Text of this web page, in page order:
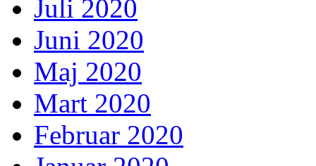
Juli 2020
Juni 2020
Maj 2020
Mart 2020
Februar 2020